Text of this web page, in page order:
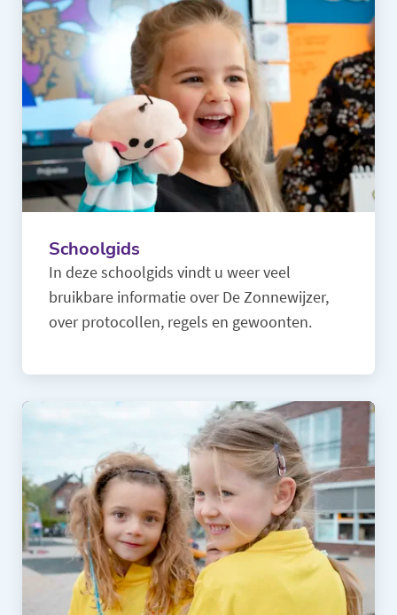
Schoolgids
In deze schoolgids vindt u weer veel
bruikbare informatie over De Zonnewijzer,
over protocollen, regels en gewoonten.